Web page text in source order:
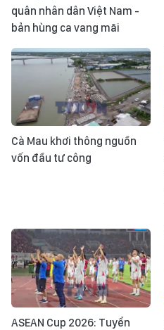
quân nhân dân Việt Nam -
bản hùng ca vang mãi
Cà Mau khơi thông nguồn
vốn đầu tư công
ASEAN Cup 2026: Tuyển